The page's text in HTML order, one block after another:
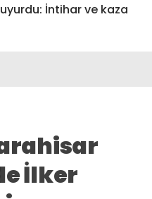
İntihar ve kaza
İlker